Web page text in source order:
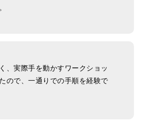
、実際手を動かすワークショッ
ので、一通りでの手順を経験で